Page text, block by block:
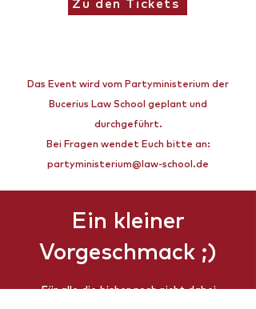
Zu den Tickets
Das Event wird vom Partyministerium der
Bucerius Law School geplant und
durchgeführt.
Bei Fragen wendet Euch bitte an:
partyministerium@law-school.de
Ein kleiner
Vorgeschmack ;)
Für alle die bisher noch nicht dabei